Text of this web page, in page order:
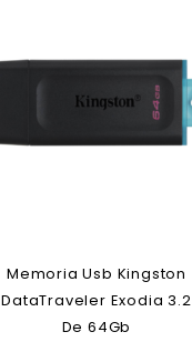
Memoria Usb Kingston
DataTraveler Exodia 3.2
De 64Gb